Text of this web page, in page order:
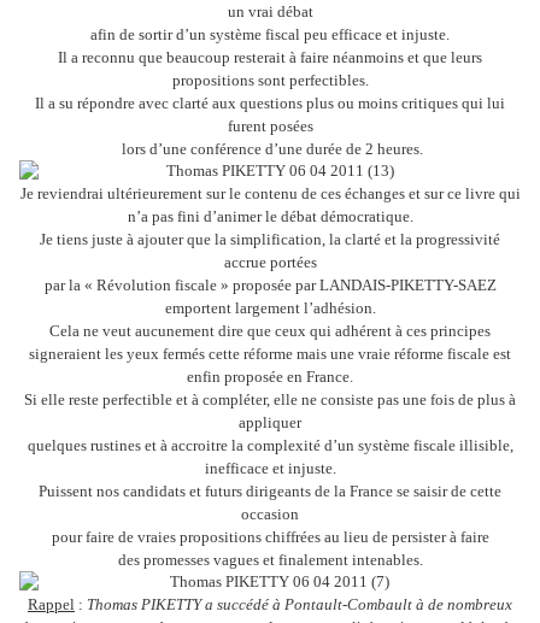
un vrai débat
afin de sortir d’un système fiscal peu efficace et injuste.
Il a reconnu que beaucoup resterait à faire néanmoins et que leurs
propositions sont perfectibles.
Il a su répondre avec clarté aux questions plus ou moins critiques qui lui
furent posées
lors d’une conférence d’une durée de 2 heures.
Je reviendrai ultérieurement sur le contenu de ces échanges et sur ce livre qui
n’a pas fini d’animer le débat démocratique.
Je tiens juste à ajouter que la simplification, la clarté et la progressivité
accrue portées
par la « Révolution fiscale » proposée par LANDAIS-PIKETTY-SAEZ
emportent largement l’adhésion.
Cela ne veut aucunement dire que ceux qui adhérent à ces principes
signeraient les yeux fermés cette réforme mais une vraie réforme fiscale est
enfin proposée en France.
Si elle reste perfectible et à compléter, elle ne consiste pas une fois de plus à
appliquer
quelques rustines et à accroitre la complexité d’un système fiscale illisible,
inefficace et injuste.
Puissent nos candidats et futurs dirigeants de la France se saisir de cette
occasion
pour faire de vraies propositions chiffrées au lieu de persister à faire
des promesses vagues et finalement intenables.
Rappel : Thomas PIKETTY a succédé à Pontault-Combault à de nombreux